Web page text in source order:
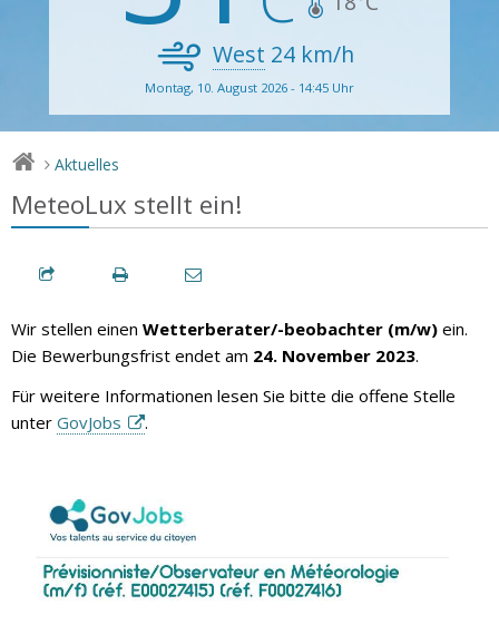
West 24 km/h
Montag, 10. August 2026 - 14:45 Uhr
> Aktuelles
MeteoLux stellt ein!
Wir stellen einen Wetterberater/-beobachter (m/w) ein.
Die Bewerbungsfrist endet am 24. November 2023.
Für weitere Informationen lesen Sie bitte die offene Stelle
unter GovJobs .